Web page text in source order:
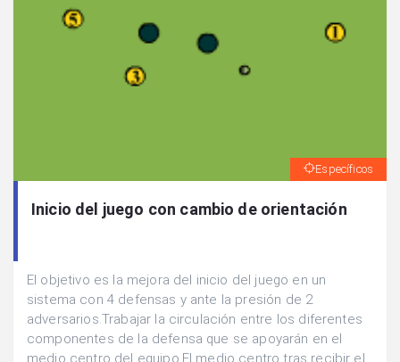
Específicos
Inicio del juego con cambio de orientación
El objetivo es la mejora del inicio del juego en un
sistema con 4 defensas y ante la presión de 2
adversarios.Trabajar la circulación entre los diferentes
componentes de la defensa que se apoyarán en el
medio centro del equipo.El medio centro tras recibir el